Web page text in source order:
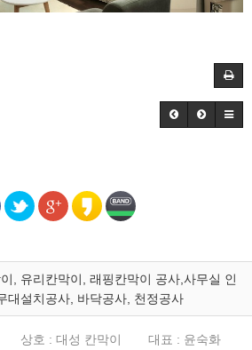
, 유리칸막이, 래핑칸막이 공사,사무실 인
대설치공사, 바닥공사, 천정공사
상호 : 대성 칸막이
대표 : 윤숙화